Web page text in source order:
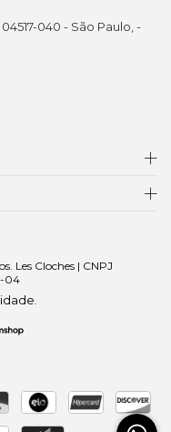
040 - São Paulo, -
Les Cloches | CNPJ
04